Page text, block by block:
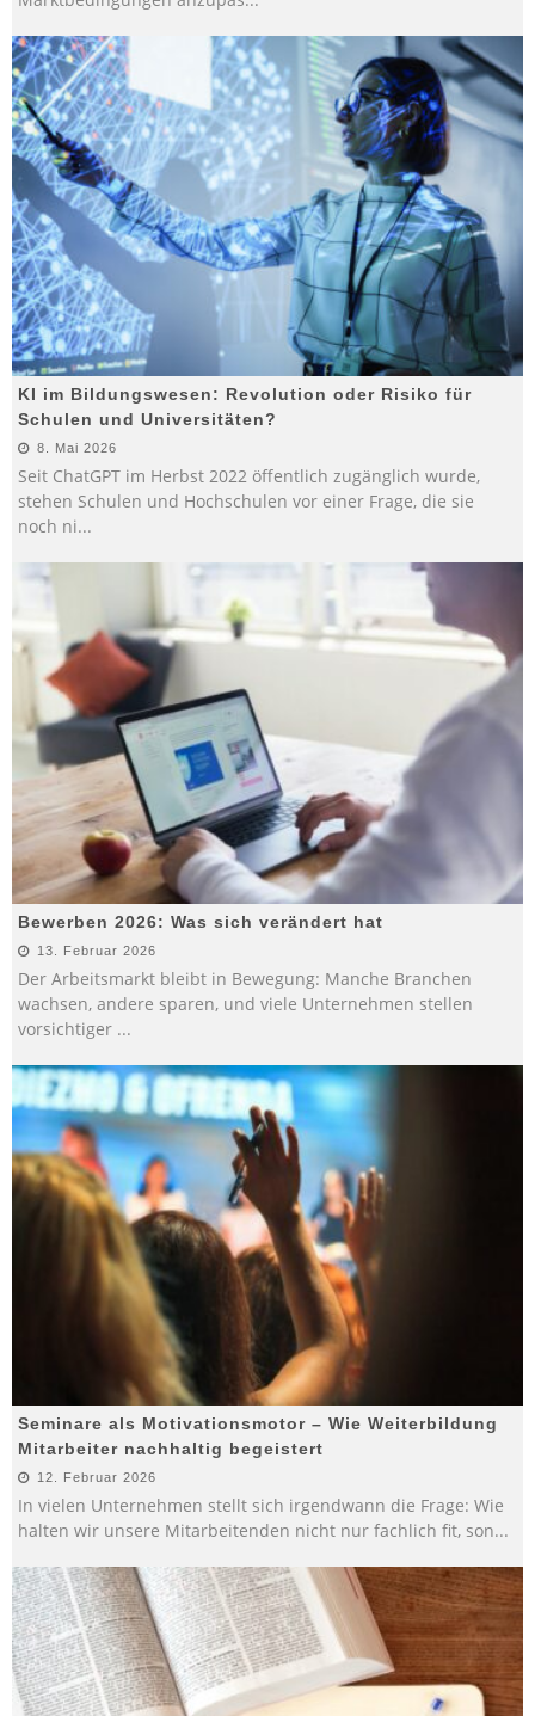
KI im Bildungswesen: Revolution oder Risiko für
Schulen und Universitäten?
8. Mai 2026
Seit ChatGPT im Herbst 2022 öffentlich zugänglich wurde,
stehen Schulen und Hochschulen vor einer Frage, die sie
noch ni...
Bewerben 2026: Was sich verändert hat
13. Februar 2026
Der Arbeitsmarkt bleibt in Bewegung: Manche Branchen
wachsen, andere sparen, und viele Unternehmen stellen
vorsichtiger ...
Seminare als Motivationsmotor – Wie Weiterbildung
Mitarbeiter nachhaltig begeistert
12. Februar 2026
In vielen Unternehmen stellt sich irgendwann die Frage: Wie
halten wir unsere Mitarbeitenden nicht nur fachlich fit, son...